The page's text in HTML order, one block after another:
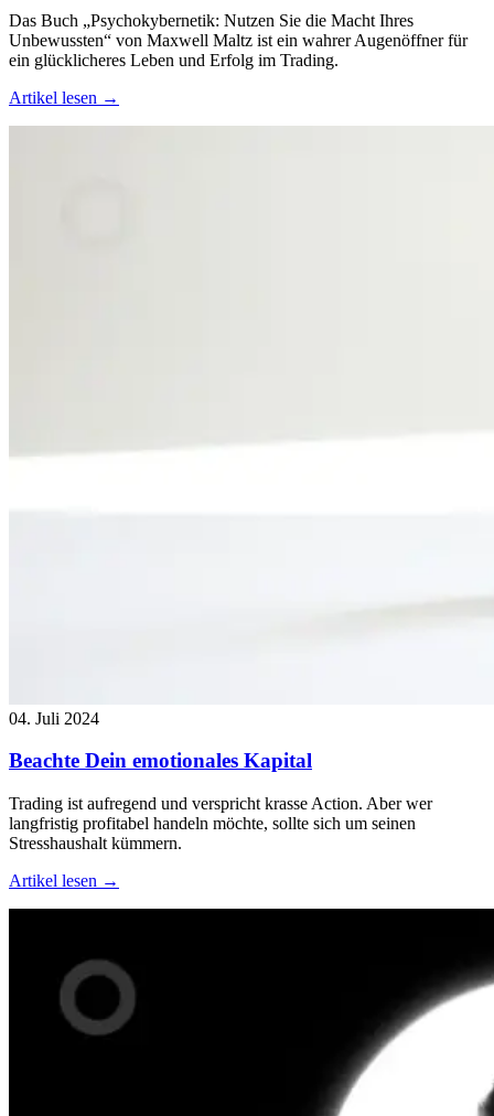
Das Buch „Psychokybernetik: Nutzen Sie die Macht Ihres
Unbewussten“ von Maxwell Maltz ist ein wahrer Augenöffner für
ein glücklicheres Leben und Erfolg im Trading.
Artikel lesen →
04. Juli 2024
Beachte Dein emotionales Kapital
Trading ist aufregend und verspricht krasse Action. Aber wer
langfristig profitabel handeln möchte, sollte sich um seinen
Stresshaushalt kümmern.
Artikel lesen →